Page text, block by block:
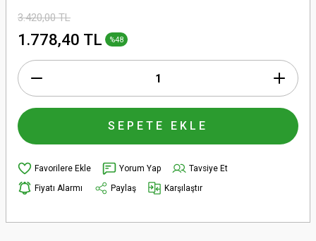
3.420,00 TL
1.778,40 TL %48
SEPETE EKLE
Yorum Yap
Tavsiye Et
Fiyatı Alarmı
Paylaş Karşılaştır